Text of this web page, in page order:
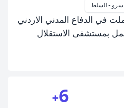
- السلط
في الدفاع المدني الاردني
اعمل بمستشفى الاستقلال
6
+